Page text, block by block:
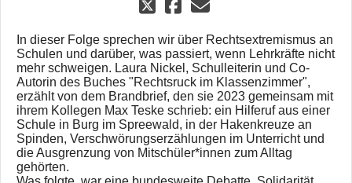
In dieser Folge sprechen wir über Rechtsextremismus an
Schulen und darüber, was passiert, wenn Lehrkräfte nicht
mehr schweigen. Laura Nickel, Schulleiterin und Co-
Autorin des Buches "Rechtsruck im Klassenzimmer",
erzählt von dem Brandbrief, den sie 2023 gemeinsam mit
ihrem Kollegen Max Teske schrieb: ein Hilferuf aus einer
Schule in Burg im Spreewald, in der Hakenkreuze an
Spinden, Verschwörungserzählungen im Unterricht und
die Ausgrenzung von Mitschüler*innen zum Alltag
gehörten.